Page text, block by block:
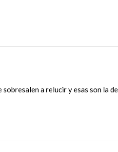
a relucir y esas son la